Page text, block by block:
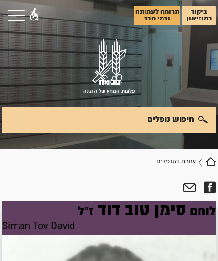
ביקור
במוזיאון
תרומה לעמותה
ודמי חבר
פלוגות המחץ של ההגנה
שורת הנופלים
חיפוש נופלים
לוחם סימן טוב דוד ז"ל
Siman Tov David